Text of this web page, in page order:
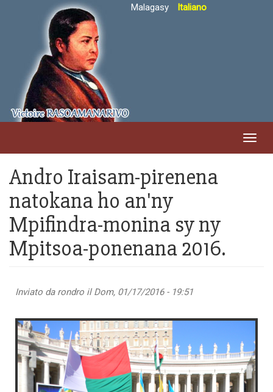
Malagasy Italiano
Andro Iraisam-pirenena
natokana ho an'ny
Mpifindra-monina sy ny
Mpitsoa-ponenana 2016.
Inviato da rondro il Dom, 01/17/2016 - 19:51